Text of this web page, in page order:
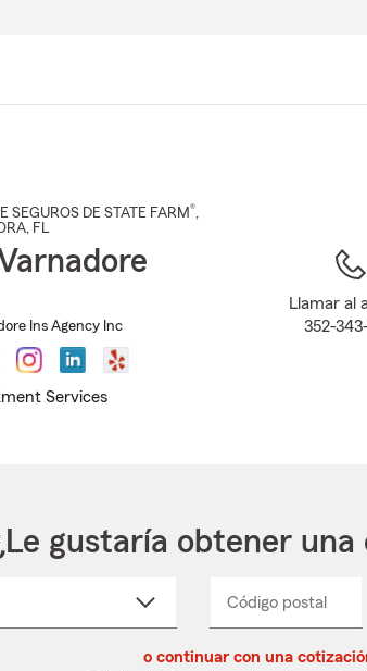
SEGUROS DE STATE FARM®,
, FL
Ins Agency Inc
Services
Llamar al
352-343-
gustaría obtener una
Código postal
_____
o continuar con una